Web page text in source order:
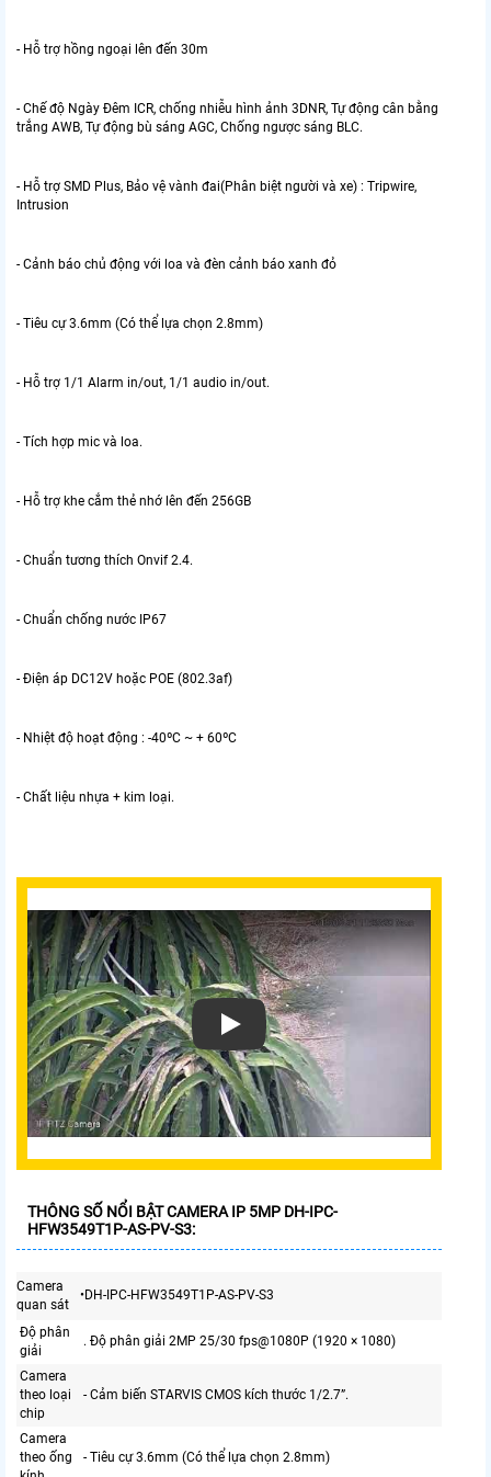
- Hỗ trợ hồng ngoại lên đến 30m
- Chế độ Ngày Đêm ICR, chống nhiễu hình ảnh 3DNR, Tự động cân bằng
trắng AWB, Tự động bù sáng AGC, Chống ngược sáng BLC.
- Hỗ trợ SMD Plus, Bảo vệ vành đai(Phân biệt người và xe) : Tripwire,
Intrusion
- Cảnh báo chủ động với loa và đèn cảnh báo xanh đỏ
- Tiêu cự 3.6mm (Có thể lựa chọn 2.8mm)
- Hỗ trợ 1/1 Alarm in/out, 1/1 audio in/out.
- Tích hợp mic và loa.
- Hỗ trợ khe cắm thẻ nhớ lên đến 256GB
- Chuẩn tương thích Onvif 2.4.
- Chuẩn chống nước IP67
- Điện áp DC12V hoặc POE (802.3af)
- Nhiệt độ hoạt động : -40ºC ~ + 60ºC
- Chất liệu nhựa + kim loại.
THÔNG SỐ NỔI BẬT CAMERA IP 5MP DH-IPC-
HFW3549T1P-AS-PV-S3:
Camera
quan sát
•DH-IPC-HFW3549T1P-AS-PV-S3
Độ phân
giải
. Độ phân giải 2MP 25/30 fps@1080P (1920 × 1080)
Camera
theo loại
chip
- Cảm biến STARVIS CMOS kích thước 1/2.7”.
Camera
theo ống
- Tiêu cự 3.6mm (Có thể lựa chọn 2.8mm)